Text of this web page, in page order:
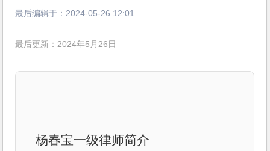
最后编辑于： 2024-05-26 12:01
最后更新：2024年5月26日
杨春宝一级律师简介